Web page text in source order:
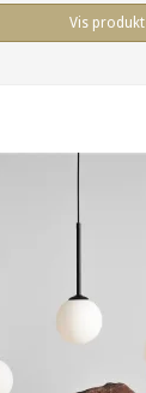
Vis produkt